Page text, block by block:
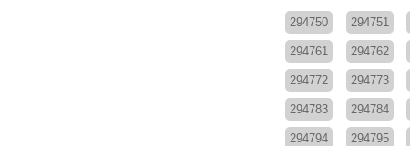
294750 294751
294761 294762
294772 294773
294783 294784
294794 294795